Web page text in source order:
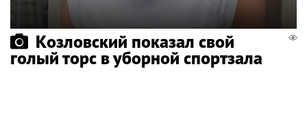
Козловский показал свой
голый торс в уборной спортзала